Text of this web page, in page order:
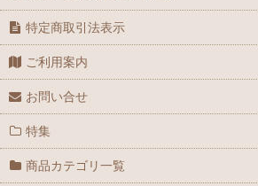
69巻（2023年）
68巻（2022年）
66巻（2020年）
特定商取引法表示
ご利用案内
お問い合せ
特集
商品カテゴリ一覧